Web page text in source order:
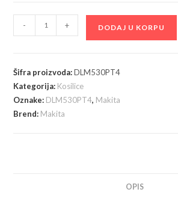
-
kosilica
DLM530PT4
količina
- + DODAJ U KORPU
Šifra proizvoda:DLM530PT4
Kategorija: Kosilice
Oznake: DLM530PT4, Makita
Brend: Makita
OPIS